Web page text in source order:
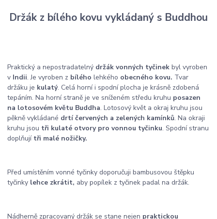
Držák z bílého kovu vykládaný s Buddhou
Praktický a nepostradatelný držák vonných tyčinek byl vyroben
v Indii. Je vyroben z bílého lehkého obecného kovu. Tvar
držáku je kulatý. Celá horní i spodní plocha je krásně zdobená
tepáním. Na horní straně je ve sníženém středu kruhu posazen
na lotosovém květu Buddha. Lotosový květ a okraj kruhu jsou
pěkně vykládané drtí červených a zelených kamínků. Na okraji
kruhu jsou tři kulaté otvory pro vonnou tyčinku. Spodní stranu
doplňují tři malé nožičky.
Před umístěním vonné tyčinky doporučuji bambusovou štěpku
tyčinky lehce zkrátit, aby popílek z tyčinek padal na držák.
Nádherně zpracovaný držák se stane nejen praktickou